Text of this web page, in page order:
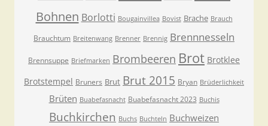
Bohnen Borlotti Bougainvillea Bovist Brache Brauch
Brauchtum Breitenwang Brenner Brennig Brennnesseln
Brennsuppe Briefmarken Brombeeren Brot Brotklee
Brotstempel Bruners Brut Brut 2015 Bryan Brüderlichkeit
Brüten Buabefasnacht Buabefasnacht 2023 Buchis
Buchkirchen Buchs Buchteln Buchweizen